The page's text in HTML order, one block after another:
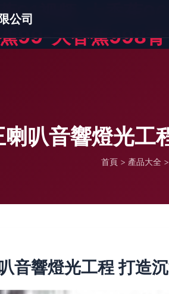
91视频-大香蕉
99-大香蕉998
公司
喇叭音響燈光工
首頁 > 產品大全 >
音響燈光工程 打造